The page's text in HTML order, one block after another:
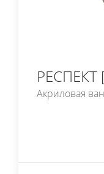
РЕСПЕКТ
Акриловая